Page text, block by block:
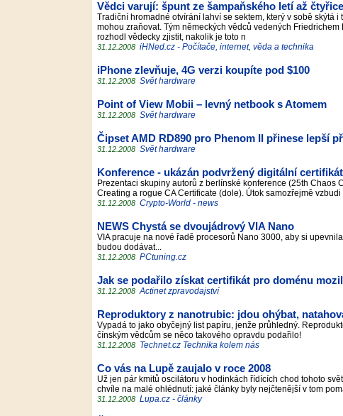
Vědci varují: špunt ze šampaňského letí až
Tradiční hromadné otvírání lahví se sektem, který v sobě skýtá
mohou zraňovat. Tým německých vědců vedených
rozhodl vědecky zjistit, nakolik je toto n
31.12.2008 iHNed.cz - Počítače, internet, věda a technika
iPhone zlevňuje, 4G verzi koupíte pod $100
31.12.2008 Svět hardware
Point of View Mobii – levný netbook s Atomem
31.12.2008 Svět hardware
Čipset AMD RD890 pro Phenom II přinese lepší
31.12.2008 Svět hardware
Konference - ukázán podvržený digitální
Prezentaci skupiny autorů z berlínské konference (25th Chaos
Creating a rogue CA Certificate (dole). Útok samozřejmě vzbudi
31.12.2008 Crypto-World - news
NEWS Chystá se dvoujádrový VIA Nano
VIA pracuje na nové řadě procesorů Nano 3000, aby si
budou dodávat...
31.12.2008 PCtuning.cz
Jak se podařilo získat certifikát pro doménu
31.12.2008 Actinet zpravodajství
Reproduktory z nanotrubic: jdou ohýbat,
Vypadá to jako obyčejný list papíru, jenže průhledný.
čínským vědcům se něco takového opravdu podařilo!
31.12.2008 Technet.cz Technika kolem nás
Co vás na Lupě zaujalo v roce 2008
Už jen pár kmitů oscilátoru v hodinkách řídících chod tohoto
chvíle na malé ohlédnutí: jaké články byly nejčtenější v tom
31.12.2008 Lupa.cz - články